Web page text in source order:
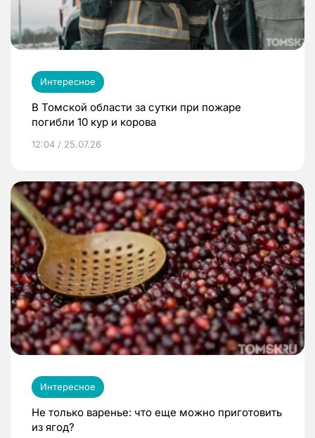
Интересное
В Томской области за сутки при пожаре
погибли 10 кур и корова
12:04 / 25.07.26
Интересное
Не только варенье: что еще можно приготовить
из ягод?